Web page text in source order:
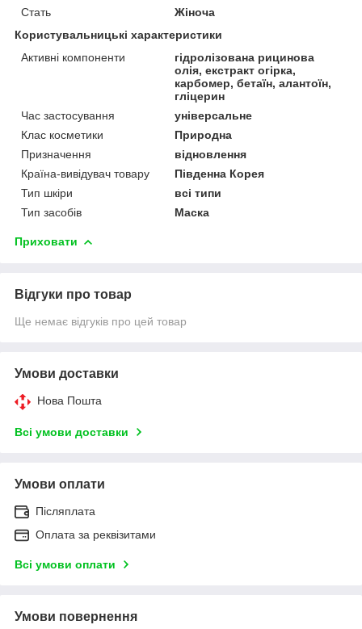
Стать
Жіноча
Користувальницькі характеристики
Активні компоненти
гідролізована рицинова
олія, екстракт огірка,
карбомер, бетаїн, алантоїн,
гліцерин
Час застосування
універсальне
Клас косметики
Природна
Призначення
відновлення
Країна-вивідувач товару
Південна Корея
Тип шкіри
всі типи
Тип засобів
Маска
Приховати
Відгуки про товар
Ще немає відгуків про цей товар
Умови доставки
Нова Пошта
Всі умови доставки
Умови оплати
Післяплата
Оплата за реквізитами
Всі умови оплати
Умови повернення